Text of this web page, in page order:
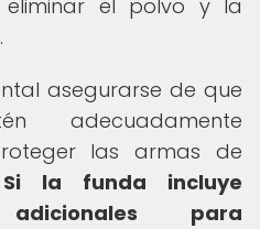
el polvo y la
asegurarse de que
adecuadamente
las armas de
Si la funda incluye
adicionales para